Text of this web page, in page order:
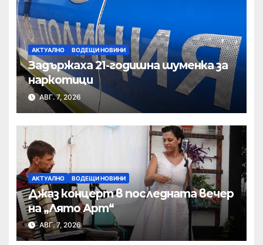
АКТУАЛНО ВОДЕЩИ НОВИНИ
Задържаха 21-годишна шуменка за
наркотици
АВГ. 7, 2026
АКТУАЛНО ВОДЕЩИ НОВИНИ
Джаз концерт в последната вечер
на „Лято Арт“
АВГ. 7, 2026